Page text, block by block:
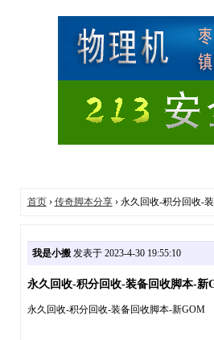
首页› 传奇脚本分享› 永久回收-积分回收-
我是小搬发表于 2023-4-30 19:55:10
永久回收-积分回收-装备回收脚本-新
永久回收-积分回收-装备回收脚本-新GOM